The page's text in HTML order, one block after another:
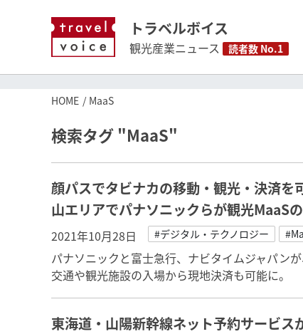
トラベルボイス
観光産業ニュース 読者数 No.1
HOME MaaS
検索タグ "MaaS"
顔パスでタビナカの移動・観光・決済
山エリアでパナソニックらが観光MaaS
2021年10月28日 #デジタル・テクノロジー
パナソニックと富士急行、ナビタイムジャパン
交通や観光施設の入場から現地決済も可能に。
東海道・山陽新幹線ネット予約サービ